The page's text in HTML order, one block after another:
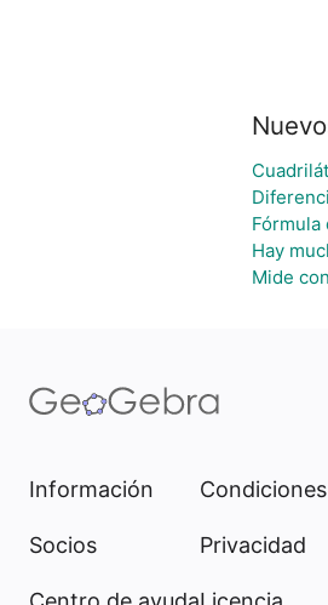
Fórmula
Hay
Mide
Información
Socios Privacidad